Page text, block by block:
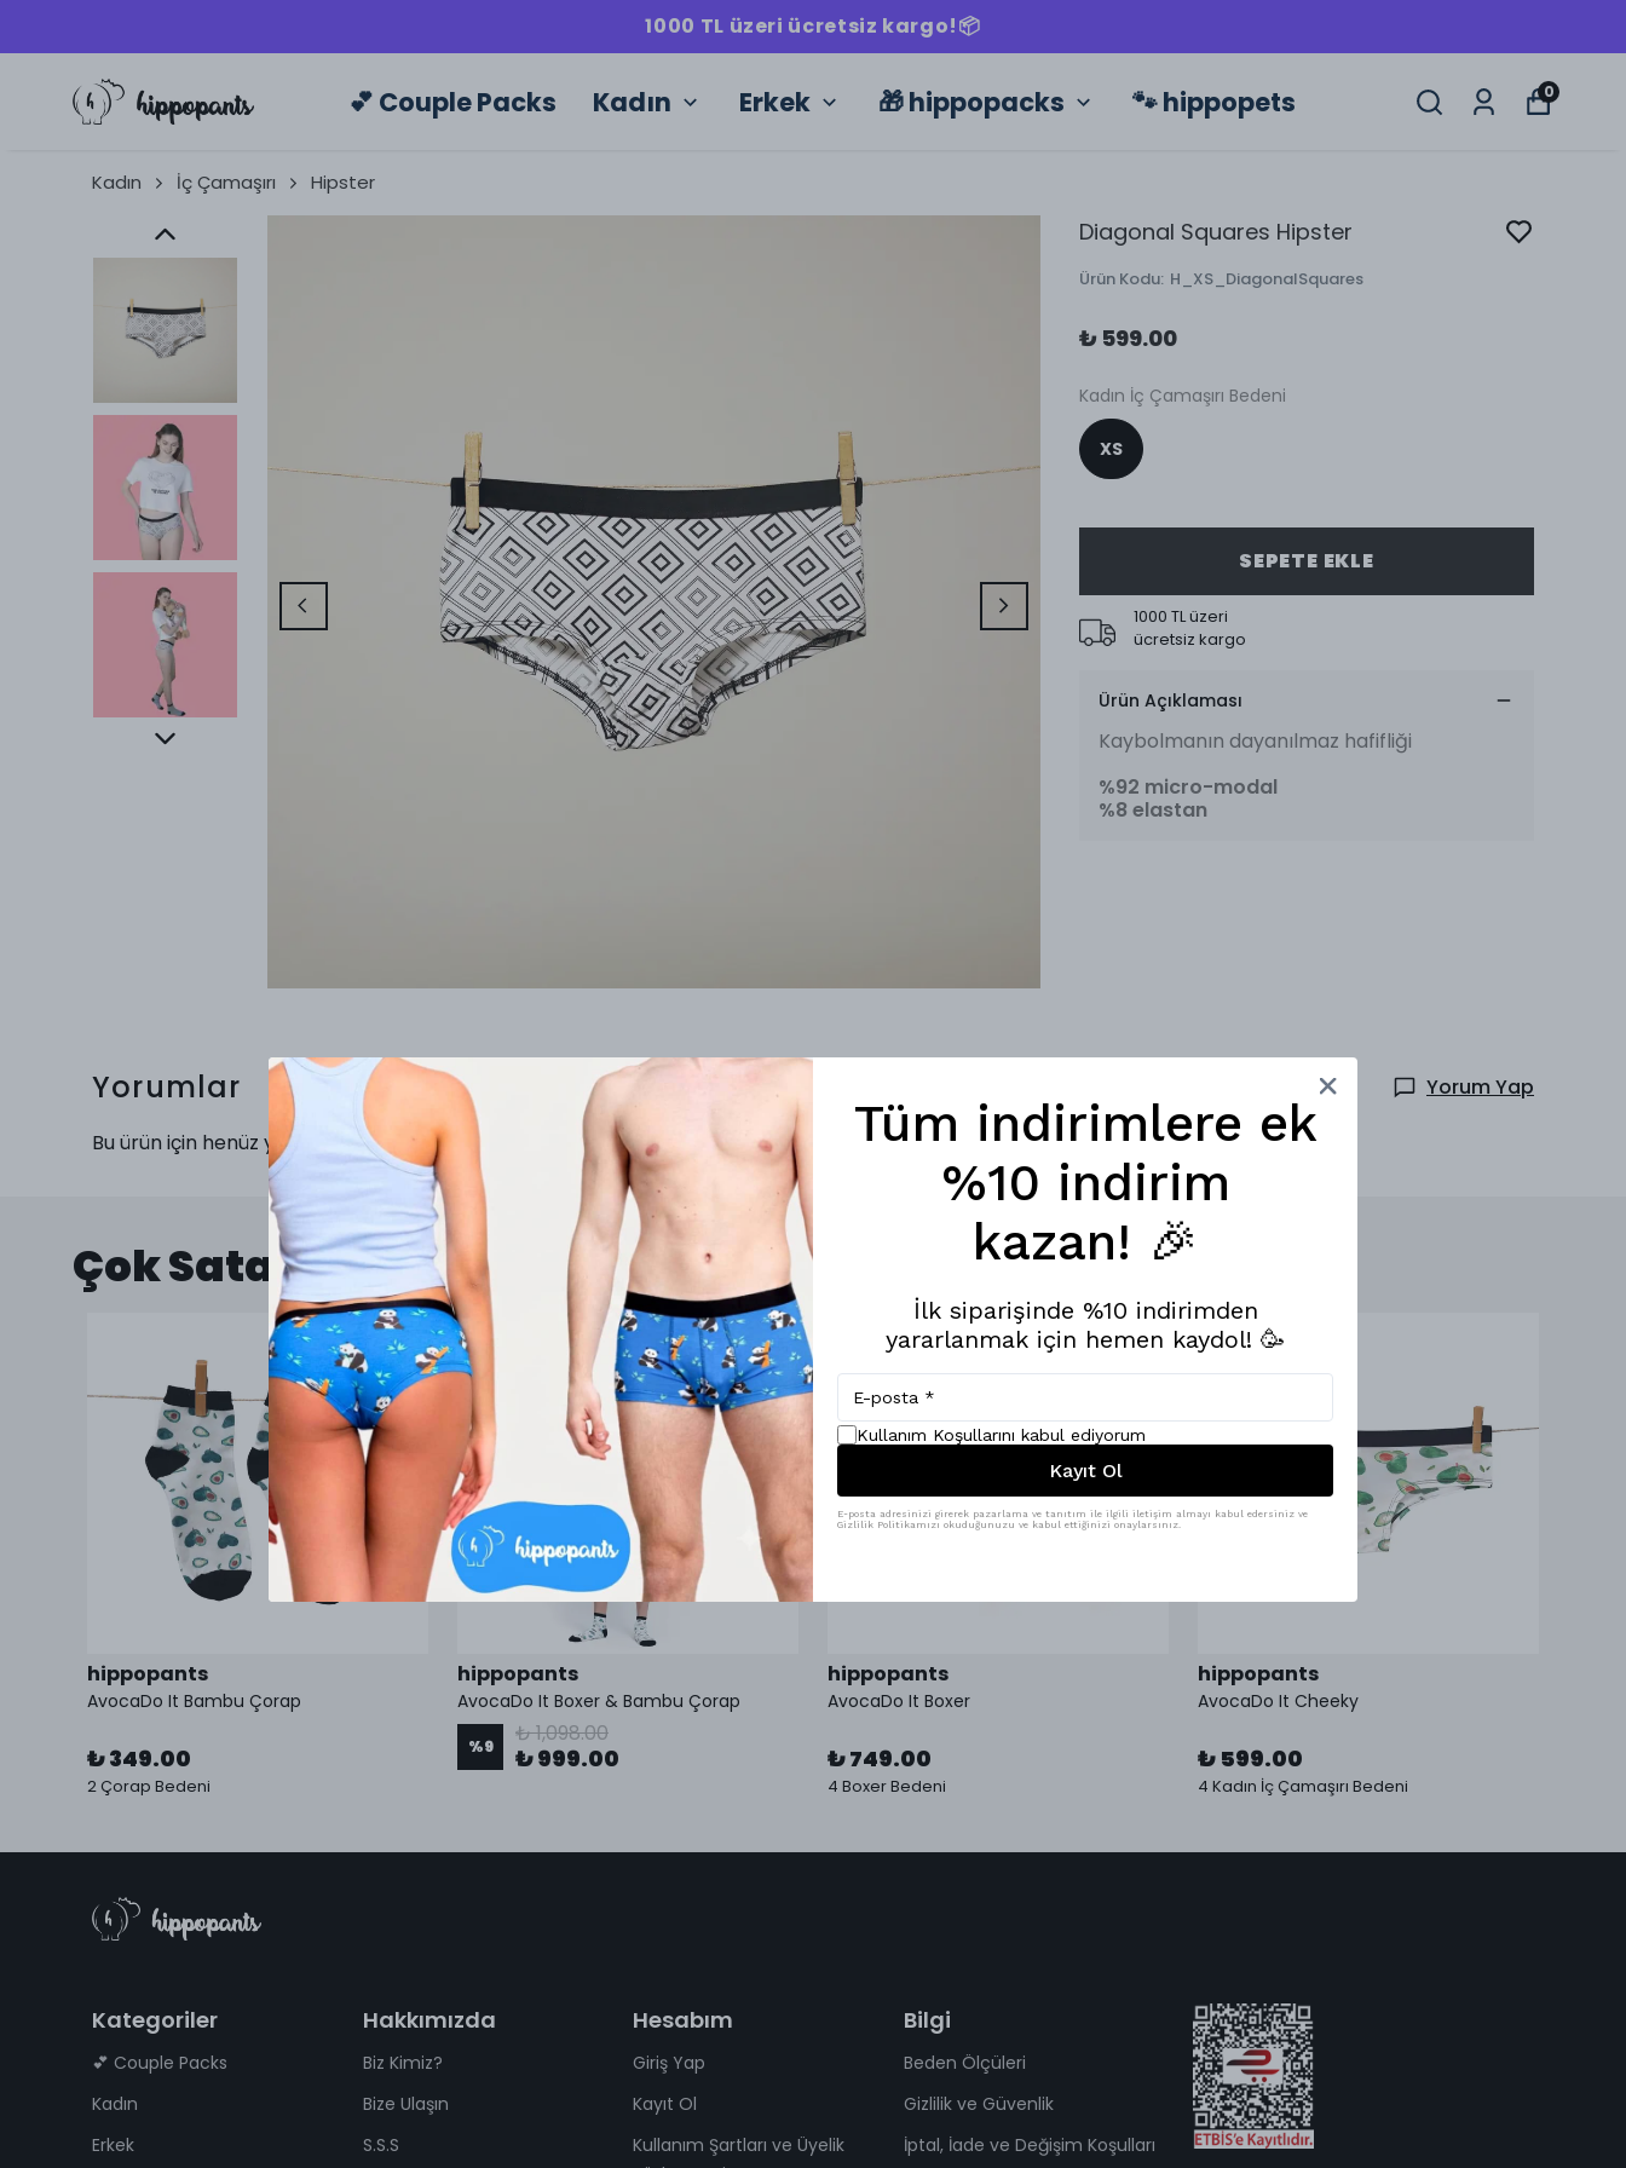
1000 TL üzeri ücretsiz kargo!📦
💕 Couple Packs Kadın Erkek 🎁 hippopacks 🐾 hippopets 0
Kadın İç Çamaşırı Hipster
Diagonal Squares Hipster
Ürün Kodu: H_XS_DiagonalSquares
₺ 599.00
Kadın İç Çamaşırı Bedeni
XS
SEPETE EKLE
1000 TL üzeri
ücretsiz kargo
Ürün Açıklaması
Kaybolmanın dayanılmaz hafifliği
%92 micro-modal
%8 elastan
Yorumlar
Yorum Yap
Bu ürün için henüz yorum yapılmamış.
Çok Satanlar
hippopants
AvocaDo It Bambu Çorap
₺ 349.00
2 Çorap Bedeni
hippopants
AvocaDo It Boxer & Bambu Çorap
%9 ₺ 1,098.00
₺ 999.00
hippopants
AvocaDo It Boxer
₺ 749.00
4 Boxer Bedeni
hippopants
AvocaDo It Cheeky
₺ 599.00
4 Kadın İç Çamaşırı Bedeni
Kategoriler
💕 Couple Packs
Kadın
Erkek
Hakkımızda
Biz Kimiz?
Bize Ulaşın
S.S.S
Hesabım
Giriş Yap
Kayıt Ol
Kullanım Şartları ve Üyelik
Bilgi
Beden Ölçüleri
Gizlilik ve Güvenlik
İptal, İade ve Değişim Koşulları
Tüm indirimlere ek
%10 indirim
kazan! 🎉
İlk siparişinde %10 indirimden
yararlanmak için hemen kaydol! 🥳
Kullanım Koşullarını kabul ediyorum
Kayıt Ol
E-posta adresinizi girerek pazarlama ve tanıtım ile ilgili iletişim almayı kabul edersiniz ve
Gizlilik Politikamızı okuduğunuzu ve kabul ettiğinizi onaylarsınız.